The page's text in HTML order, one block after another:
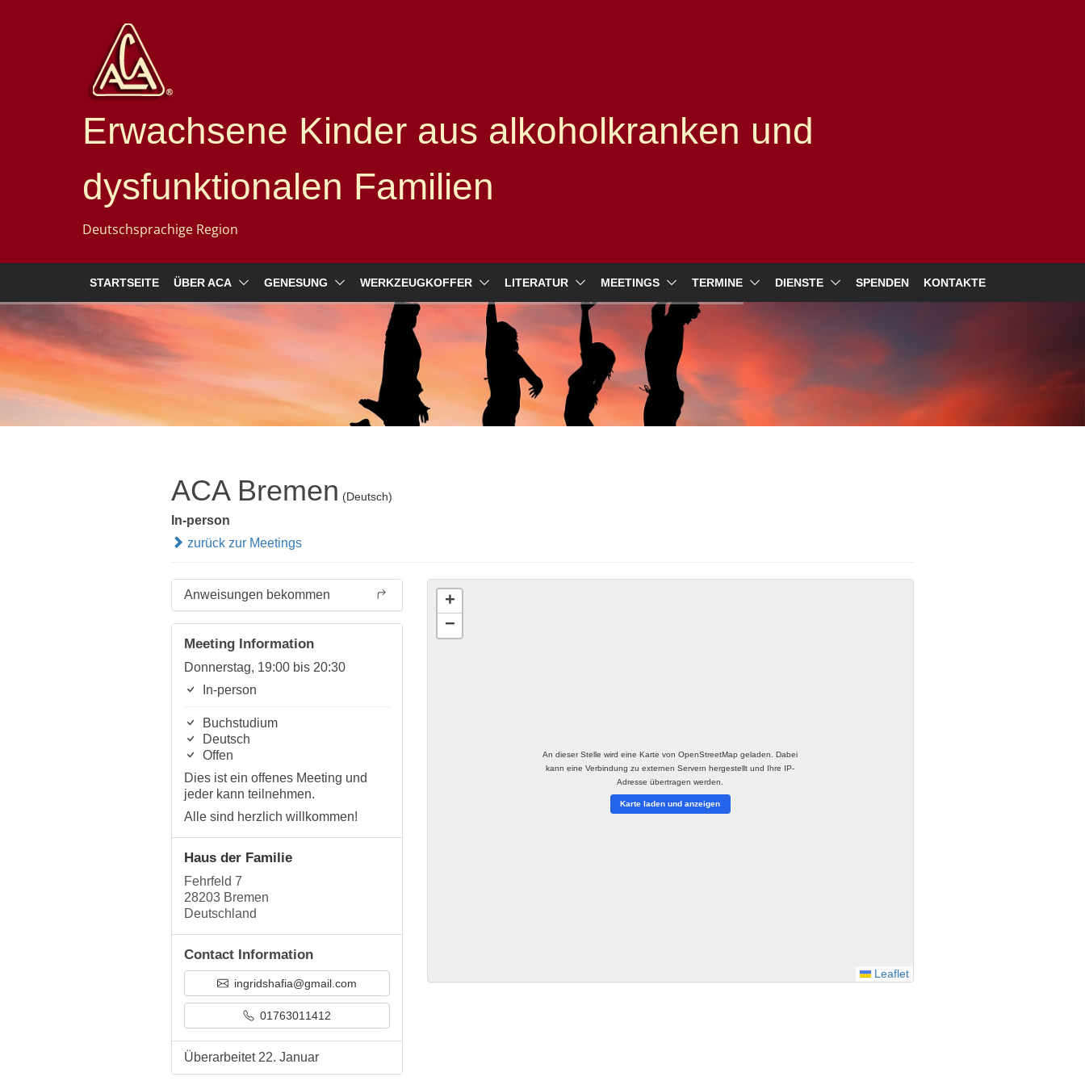
Erwachsene Kinder aus alkoholkranken und
dysfunktionalen Familien
Deutschsprachige Region
STARTSEITE ÜBER ACA GENESUNG WERKZEUGKOFFER LITERATUR MEETINGS TERMINE DIENSTE SPENDEN KONTAKTE
ACA Bremen (Deutsch)
In-person
zurück zur Meetings
Anweisungen bekommen
Meeting Information
Donnerstag, 19:00 bis 20:30
In-person
Buchstudium
Deutsch
Offen
Dies ist ein offenes Meeting und
jeder kann teilnehmen.
Alle sind herzlich willkommen!
Haus der Familie
Fehrfeld 7
28203 Bremen
Deutschland
Contact Information
ingridshafia@gmail.com
01763011412
Überarbeitet 22. Januar
An dieser Stelle wird eine Karte von OpenStreetMap geladen. Dabei
kann eine Verbindung zu externen Servern hergestellt und Ihre IP-
Adresse übertragen werden.
Karte laden und anzeigen
+
−
Leaflet